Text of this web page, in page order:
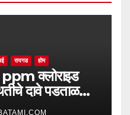
रायगड होम
क्लोराइड
दावे पडताळणीत